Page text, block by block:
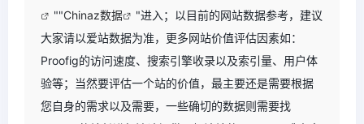
""Chinaz数据
"进入；以目前的网站数据参考，建议
大家请以爱站数据为准，更多网站价值评估因素如：
Proofig的访问速度、搜索引擎收录以及索引量、用户体
验等；当然要评估一个站的价值，最主要还是需要根据
您自身的需求以及需要，一些确切的数据则需要找